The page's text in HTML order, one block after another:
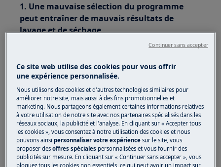
1. Une mauvaise sélection du programme
peut entraîner de mauvais résultats de
lavage et de séchage
Sélectionnez un programme en fonction du
type de charge et du degré de salissure
Par exemple, le programme de lavage "
pour les articles très sales et tachés ne lavera
pas correctement.
Consultez le mode d'emploi pour les meilleures
solutions de lavage
2. Vérifiez et nettoyez les filtres et la zone de
Ce site web utilise des cookies pour vous offrir
une expérience personnalisée.
Nous utilisons des cookies et d'autres technologies similaires pour
améliorer notre site, mais aussi à des fins promotionnelles et
marketing. Nous partageons également certaines informations relatives
à votre utilisation de notre site avec nos partenaires spécialisés dans les
réseaux sociaux, la publicité et l'analyse. En cliquant sur « Accepter tous
les cookies », vous consentez à notre utilisation des cookies et nous
pouvons ainsipersonnaliser votre expériencesur le site, vous
proposer desoffres spéciales personnalisées et vous fournir des
publicités sur mesure. En cliquant sur « Continuer sans accepter », vous
bloquez tous les cookies non essentiels, ce qui peut avoir un impact sur
Continuer sans accepter